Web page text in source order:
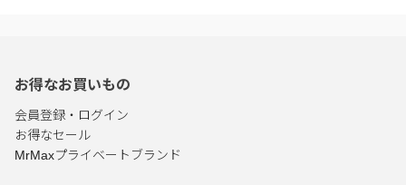
お得なお買いもの
会員登録・ログイン
お得なセール
MrMaxプライベートブランド